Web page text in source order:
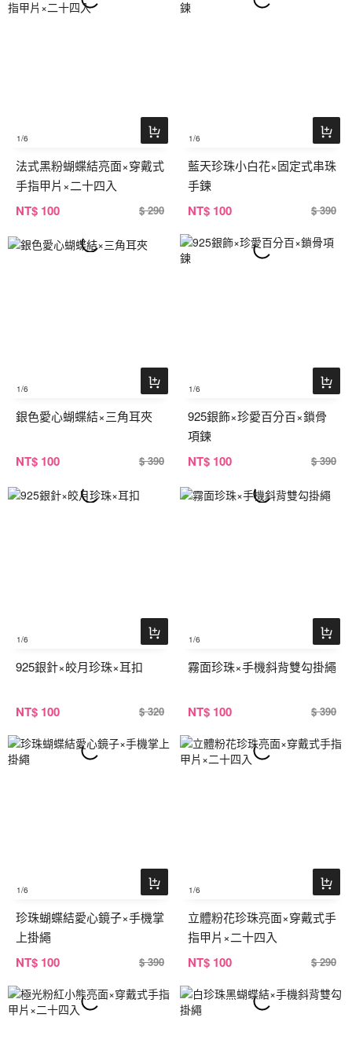
1/6
法式黑粉蝴蝶結亮面×穿戴式
手指甲片×二十四入
NT$ 100 $ 290
1/6
藍天珍珠小白花×固定式串珠
手鍊
NT$ 100 $ 390
1/6
銀色愛心蝴蝶結×三角耳夾
NT$ 100 $ 390
1/6
925銀飾×珍愛百分百×鎖骨
項鍊
NT$ 100 $ 390
1/6
925銀針×皎月珍珠×耳扣
NT$ 100 $ 320
1/6
霧面珍珠×手機斜背雙勾掛繩
NT$ 100 $ 390
1/6
珍珠蝴蝶結愛心鏡子×手機掌
上掛繩
NT$ 100 $ 390
1/6
立體粉花珍珠亮面×穿戴式手
指甲片×二十四入
NT$ 100 $ 290